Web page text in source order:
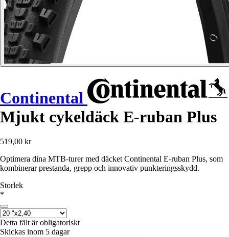
Continental
Mjukt cykeldäck E-ruban Plus
519,00 kr
Optimera dina MTB-turer med däcket Continental E-ruban Plus, som
kombinerar prestanda, grepp och innovativ punkteringsskydd.
Storlek
*
Detta fält är obligatoriskt
Skickas inom 5 dagar